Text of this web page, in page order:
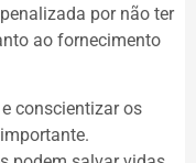
por não ter
ao fornecimento
conscientizar os